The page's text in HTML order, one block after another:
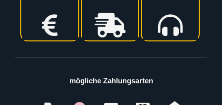
mögliche Zahlungsarten